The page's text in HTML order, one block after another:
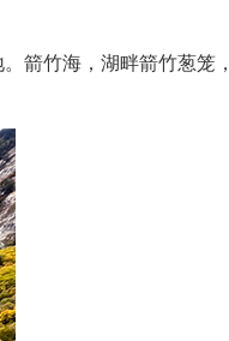
箭竹海，湖畔箭竹葱笼